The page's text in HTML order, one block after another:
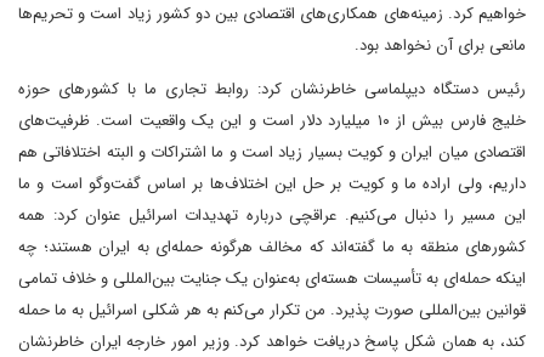
خواهیم کرد. زمینه‌های همکاری‌های اقتصادی بین دو کشور زیاد است و تحریم‌ها
مانعی برای آن نخواهد بود.
رئیس دستگاه دیپلماسی خاطرنشان کرد: روابط تجاری ما با کشورهای حوزه
خلیج فارس بیش از ۱۰ میلیارد دلار است و این یک واقعیت است. ظرفیت‌های
اقتصادی میان ایران و کویت بسیار زیاد است و ما اشتراکات و البته اختلافاتی هم
داریم، ولی اراده ما و کویت بر حل این اختلاف‌ها‌ بر اساس گفت‌وگو است و ما
این مسیر را دنبال می‌کنیم. عراقچی درباره تهدیدات اسرائیل عنوان کرد: همه
کشورهای منطقه به ما گفته‌اند که مخالف هرگونه حمله‌ای به ایران هستند؛ چه
اینکه حمله‌ای به تأسیسات هسته‌ای به‌عنوان یک جنایت بین‌المللی و خلاف تمامی
قوانین بین‌المللی صورت پذیرد. من تکرار می‌کنم به هر شکلی اسرائیل به ما حمله
کند، به همان شکل پاسخ دریافت خواهد کرد. وزیر امور خارجه ایران خاطرنشان